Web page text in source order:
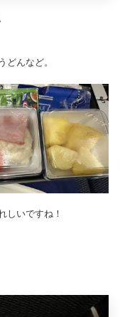
どんなど。
しいですね！